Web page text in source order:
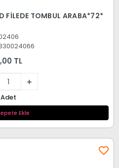
FİLEDE TOMBUL ARABA*72*
TL
Adet
Ekle